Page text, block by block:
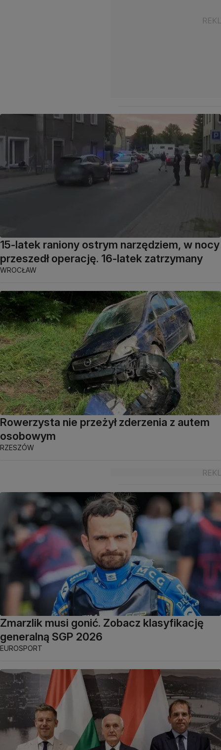
15-latek raniony ostrym narzędziem, w nocy
przeszedł operację. 16-latek zatrzymany
WROCŁAW
Rowerzysta nie przeżył zderzenia z autem
osobowym
RZESZÓW
Zmarzlik musi gonić. Zobacz klasyfikację
generalną SGP 2026
EUROSPORT